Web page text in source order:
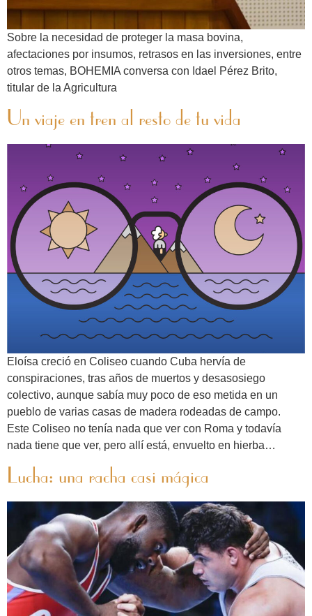
Sobre la necesidad de proteger la masa bovina,
afectaciones por insumos, retrasos en las inversiones, entre
otros temas, BOHEMIA conversa con Idael Pérez Brito,
titular de la Agricultura
Un viaje en tren al resto de tu vida
Eloísa creció en Coliseo cuando Cuba hervía de
conspiraciones, tras años de muertos y desasosiego
colectivo, aunque sabía muy poco de eso metida en un
pueblo de varias casas de madera rodeadas de campo.
Este Coliseo no tenía nada que ver con Roma y todavía
nada tiene que ver, pero allí está, envuelto en hierba…
Lucha: una racha casi mágica